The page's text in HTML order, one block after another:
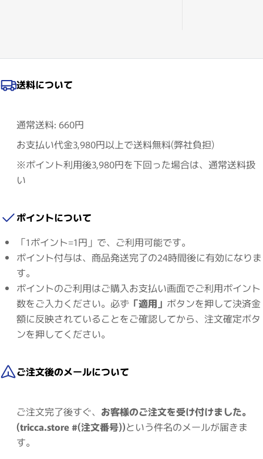
送料について
通常送料: 660円
お支払い代金3,980円以上で送料無料(弊社負担)
※ポイント利用後3,980円を下回った場合は、通常送料扱
い
ポイントについて
「1ポイント=1円」で、ご利用可能です。
ポイント付与は、商品発送完了の24時間後に有効になりま
す。
ポイントのご利用はご購入お支払い画面でご利用ポイント
数をご入力ください。必ず 「適用」 ボタンを押して決済金
額に反映されていることをご確認してから、注文確定ボタ
ンを押してください。
ご注文後のメールについて
ご注文完了後すぐ、 お客様のご注文を受け付けました。
(tricca.store #(注文番号))という件名のメールが届きま
す。